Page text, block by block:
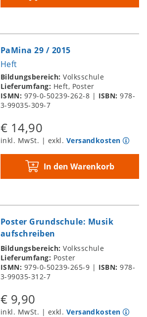
PaMina 29 / 2015
Heft
Bildungsbereich:Volksschule
Lieferumfang: Heft, Poster
ISMN: 979-0-50239-262-8 | ISBN:978-
3-99035-309-7
€ 14,90
inkl. MwSt. | exkl. Versandkosten
In den Warenkorb
Poster Grundschule: Musik
aufschreiben
Bildungsbereich:Volksschule
Lieferumfang: Poster
ISMN: 979-0-50239-265-9 | ISBN:978-
3-99035-312-7
€ 9,90
inkl. MwSt. | exkl. Versandkosten